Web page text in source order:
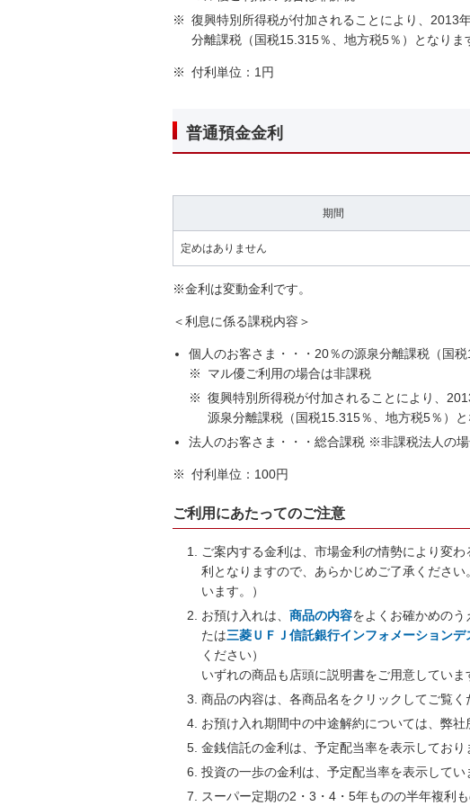
※ 復興特別所得税が付加されることにより、2013
分離課税（国税15.315％、地方税5％）となりま
※ 付利単位：1円
普通預金金利
期間
定めはありません
※金利は変動金利です。
＜利息に係る課税内容＞
個人のお客さま・・・20％の源泉分離課税（国税
※
マル優ご利用の場合は非課税
※ 復興特別所得税が付加されることにより、
源泉分離課税（国税15.315％、地方税5％）と
法人のお客さま・・・総合課税 ※非課税法人の
※ 付利単位：100円
ご利用にあたってのご注意
ご案内する金利は、市場金利の情勢により変
利となりますので、あらかじめご了承くださ
います。）
お預け入れは、商品の内容をよくお確かめの
たは三菱ＵＦＪ信託銀行インフォメーションデ
ください）
いずれの商品も店頭に説明書をご用意していま
商品の内容は、各商品名をクリックしてご覧く
お預け入れ期間中の中途解約については、弊
金銭信託の金利は、予定配当率を表示しており
投資の一歩の金利は、予定配当率を表示してい
スーパー定期の2・3・4・5年ものの半年複利